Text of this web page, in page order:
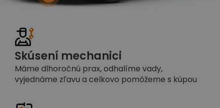
Skúsení mechanici
Máme dlhoročnú prax, odhalíme vady,
vyjednáme zľavu a celkovo pomôžeme s kúpou